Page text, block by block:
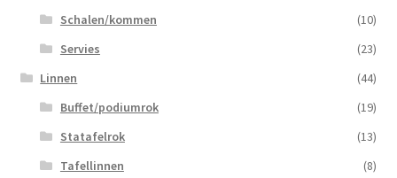
Schalen/kommen
(10)
Servies
(23)
Linnen
(44)
Buffet/podiumrok
(19)
Statafelrok
(13)
Tafellinnen
(8)